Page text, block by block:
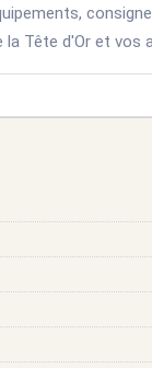
la Tête d'Or et